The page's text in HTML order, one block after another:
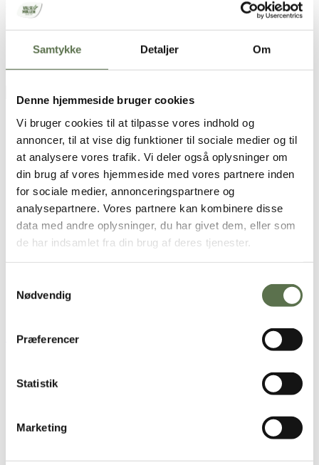
Samtykke Detaljer Om
Denne hjemmeside bruger cookies
Vi bruger cookies til at tilpasse vores indhold og
annoncer, til at vise dig funktioner til sociale medier og til
at analysere vores trafik. Vi deler også oplysninger om
din brug af vores hjemmeside med vores partnere inden
for sociale medier, annonceringspartnere og
analysepartnere. Vores partnere kan kombinere disse
data med andre oplysninger, du har givet dem, eller som
de har indsamlet fra din brug af deres tjenester.
Nødvendig
Præferencer
Statistik
Marketing
sprængfyldt med vitaminer og mineraler og giver god mæthed.
Vores fuldkornsprodukter tæller både diverse meltyper og
brødblandinger. Skal det være ekstra nemt at bage et brød med
fuldkorn, kan vores brød- og bageblandinger være et godt valg.
Læs mere
Grovboller